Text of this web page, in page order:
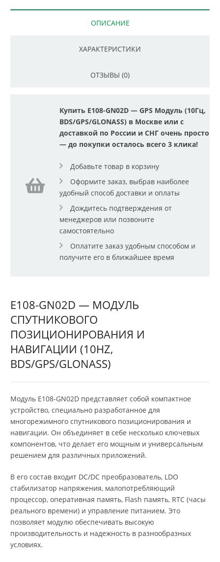
ОПИСАНИЕ
ХАРАКТЕРИСТИКИ
ОТЗЫВЫ (0)
Купить E108-GN02D — GPS Модуль (10Гц,
BDS/GPS/GLONASS) в Москве или с
доставкой по России и СНГ очень просто
— до покупки осталось всего 3 клика!
Добавьте товар в корзину
Оформите заказ, выбрав наиболее
удобный способ доставки и оплаты
Дождитесь подтверждения от
менеджеров или позвоните
самостоятельно
Оплатите заказ удобным способом и
получите его в ближайшее время
E108-GN02D — МОДУЛЬ
СПУТНИКОВОГО
ПОЗИЦИОНИРОВАНИЯ И
НАВИГАЦИИ (10HZ,
BDS/GPS/GLONASS)
Модуль E108-GN02D представляет собой компактное
устройство, специально разработанное для
многорежимного спутникового позиционирования и
навигации. Он объединяет в себе несколько ключевых
компонентов, что делает его мощным и универсальным
решением для различных приложений.
В его состав входит DC/DC преобразователь, LDO
стабилизатор напряжения, малопотребляющий
процессор, оперативная память, Flash память, RTC (часы
реального времени) и управление питанием. Это
позволяет модулю обеспечивать высокую
производительность и надежность в разнообразных
условиях.